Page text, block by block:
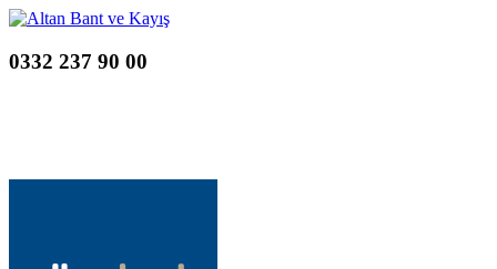
0332 237 90 00